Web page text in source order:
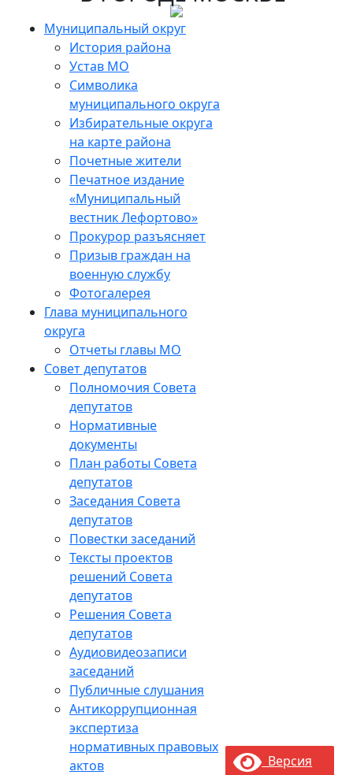
Муниципальный округ
История района
Устав МО
Символика
муниципального округа
Избирательные округа
на карте района
Почетные жители
Печатное издание
«Муниципальный
вестник Лефортово»
Прокурор разъясняет
Призыв граждан на
военную службу
Фотогалерея
Глава муниципального
округа
Отчеты главы МО
Совет депутатов
Полномочия Совета
депутатов
Нормативные
документы
План работы Совета
депутатов
Заседания Cовета
депутатов
Повестки заседаний
Тексты проектов
решений Совета
депутатов
Решения Совета
депутатов
Аудиовидеозаписи
заседаний
Публичные слушания
Антикоррупционная
экспертиза
нормативных правовых
актов
Версия